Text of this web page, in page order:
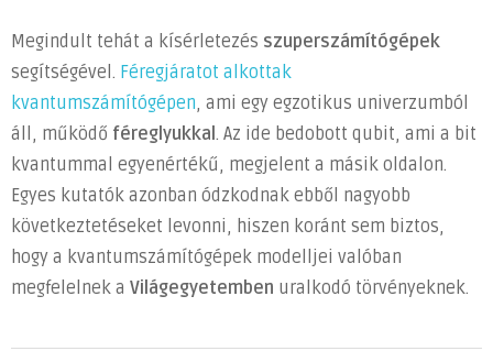
Megindult tehát a kísérletezés szuperszámítógépek
segítségével. Féregjáratot alkottak
kvantumszámítógépen, ami egy egzotikus univerzumból
áll, működő féreglyukkal. Az ide bedobott qubit, ami a bit
kvantummal egyenértékű, megjelent a másik oldalon.
Egyes kutatók azonban ódzkodnak ebből nagyobb
következtetéseket levonni, hiszen koránt sem biztos,
hogy a kvantumszámítógépek modelljei valóban
megfelelnek a Világegyetemben uralkodó törvényeknek.